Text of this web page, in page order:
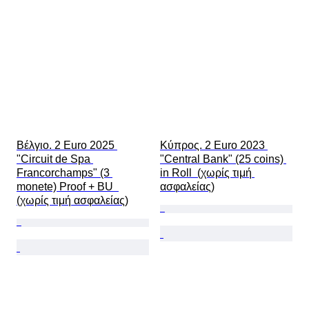
Βέλγιο. 2 Euro 2025
"Circuit de Spa
Francorchamps" (3
monete) Proof + BU
(χωρίς τιμή ασφαλείας)
Κύπρος. 2 Euro 2023
"Central Bank" (25 coins)
in Roll  (χωρίς τιμή
ασφαλείας)